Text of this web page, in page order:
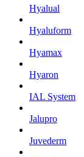
Hyalual
Hyaluform
Hyamax
Hyaron
IAL System
Jalupro
Juvederm